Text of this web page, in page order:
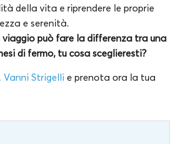
della vita e riprendere le proprie
e serenità.
viaggio può fare la differenza tra una
di fermo, tu cosa sceglieresti?
Strigelli e prenota ora la tua